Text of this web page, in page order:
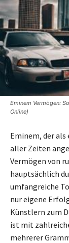
Eminem Vermögen:
Online)
Eminem, der
aller Zeiten
Vermögen von
hauptsächlich
umfangreiche
nur eigene
Künstlern zum
ist mit
mehrerer